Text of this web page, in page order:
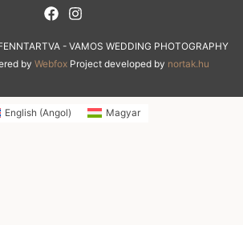
- VAMOS WEDDING PHOTOGRAPHY
by WebfoxProject developed by nortak.hu
English (Angol) Magyar